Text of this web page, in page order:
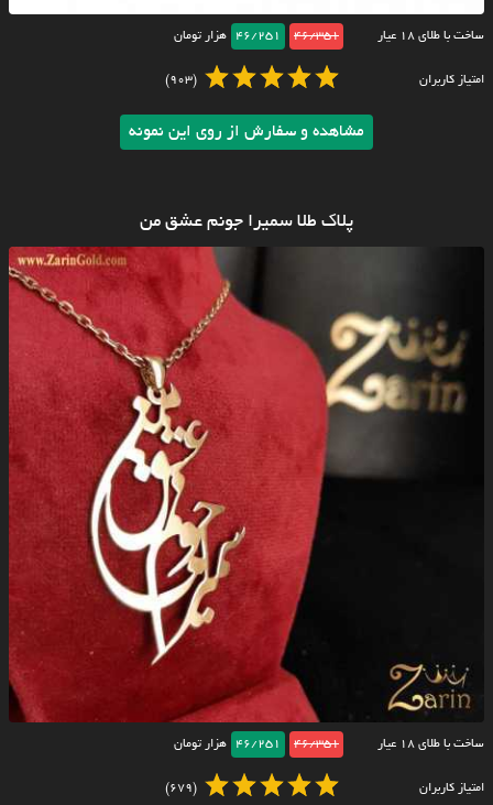
ساخت با طلای ۱۸ عیار 46/351
46/251 هزار تومان
امتیاز کاربران (903)
مشاهده و سفارش از روی این نمونه
پلاک طلا سمیرا جونم عشق من
ساخت با طلای ۱۸ عیار 46/351
46/251 هزار تومان
امتیاز کاربران (679)